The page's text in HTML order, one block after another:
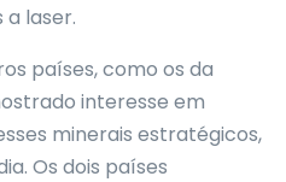
laser.
países, como os da
interesse em
minerais estratégicos,
Os dois países